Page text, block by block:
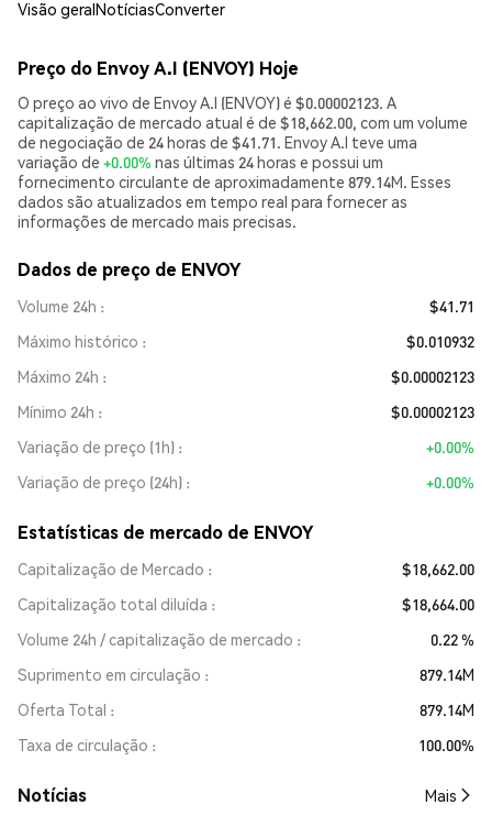
Visão geralNotíciasConverter
Preço do Envoy A.I (ENVOY) Hoje
O preço ao vivo de Envoy A.I (ENVOY) é $0.00002123. A
capitalização de mercado atual é de $18,662.00, com um volume
de negociação de 24 horas de $41.71. Envoy A.I teve uma
variação de +0.00% nas últimas 24 horas e possui um
fornecimento circulante de aproximadamente 879.14M. Esses
dados são atualizados em tempo real para fornecer as
informações de mercado mais precisas.
Dados de preço de ENVOY
Volume 24h
$41.71
Máximo histórico
$0.010932
Máximo 24h
$0.00002123
Mínimo 24h
$0.00002123
Variação de preço (1h)
+0.00%
Variação de preço (24h)
+0.00%
Estatísticas de mercado de ENVOY
Capitalização de Mercado
$18,662.00
Capitalização total diluída
$18,664.00
Volume 24h / capitalização de mercado
0.22 %
Suprimento em circulação
879.14M
Oferta Total
879.14M
Taxa de circulação
100.00%
​​Notícias​​ Mais